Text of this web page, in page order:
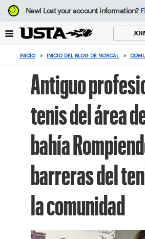
Enfoque
desde
botón
volver
principio
New!Lost your account information?
INICIO > INICIO DEL BLOG DE NORCAL >
Antiguo
tenis del área
bahía
barreras del
la comunidad